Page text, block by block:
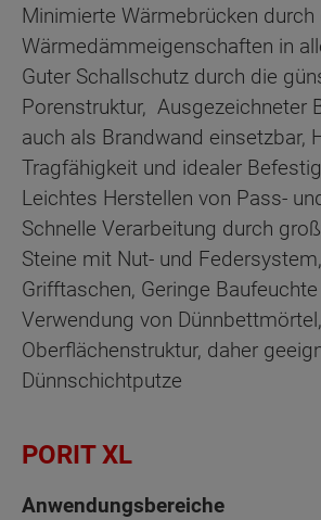
Minimierte Wärmebrücken durch
Wärmedämmeigenschaften in
Guter Schallschutz durch die
Porenstruktur, Ausgezeichneter
auch als Brandwand einsetzbar,
Tragfähigkeit und idealer
Leichtes Herstellen von Pass-
Schnelle Verarbeitung durch
Steine mit Nut- und
Grifftaschen, Geringe
Verwendung von
Oberflächenstruktur, daher
Dünnschichtputze
PORIT XL
Anwendungsbereiche